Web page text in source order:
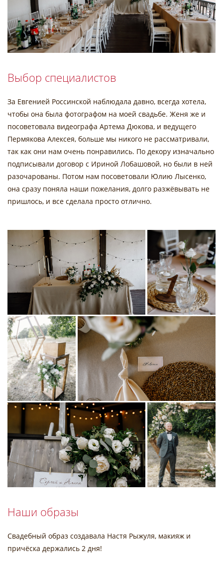
Выбор специалистов
За Евгенией Россинской наблюдала давно, всегда хотела,
чтобы она была фотографом на моей свадьбе. Женя же и
посоветовала видеографа Артема Дюкова, и ведущего
Пермякова Алексея, больше мы никого не рассматривали,
так как они нам очень понравились. По декору изначально
подписывали договор с Ириной Лобашовой, но были в ней
разочарованы. Потом нам посоветовали Юлию Лысенко,
она сразу поняла наши пожелания, долго разжёвывать не
пришлось, и все сделала просто отлично.
Наши образы
Свадебный образ создавала Настя Рыжуля, макияж и
причёска держались 2 дня!